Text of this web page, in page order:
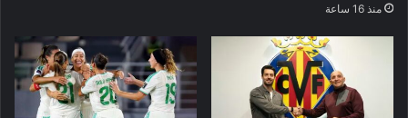
منذ 16 ساعة